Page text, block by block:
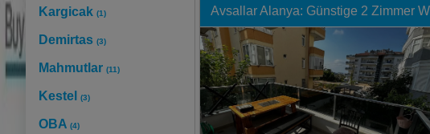
Kargicak (1)
Demirtas (3)
Mahmutlar (11)
Kestel (3)
OBA (4)
Avsallar Alanya: Günstige 2 Zimmer